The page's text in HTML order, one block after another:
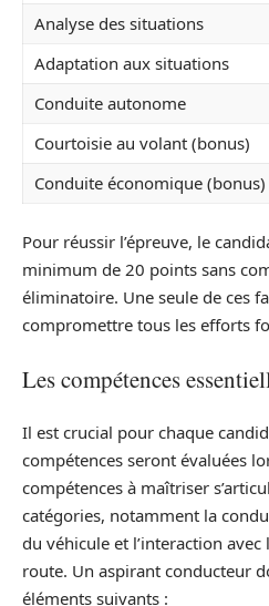
Analyse des situations
Adaptation aux situations
Conduite autonome
Courtoisie au volant (bonus)
Conduite économique (bonus)
Pour réussir l’épreuve, le
minimum de 20 points sans
éliminatoire. Une seule de ces
compromettre tous les efforts
Les compétences
Il est crucial pour chaque
compétences seront évaluées
compétences à maîtriser
catégories, notamment la
du véhicule et l’interaction avec
route. Un aspirant conducteur
éléments suivants :